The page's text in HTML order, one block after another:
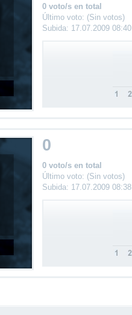
0 voto/s en total
Último voto: (Sin votos)
Subida: 17.07.2009
0
0 voto/s en total
Último voto: (Sin votos)
Subida: 17.07.2009